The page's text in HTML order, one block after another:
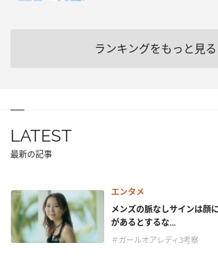
ランキングをもっと見る
LATEST
最新の記事
エンタメ
メンズの脈なしサインは
があるとするな...
＃ガールオアレディ3考察